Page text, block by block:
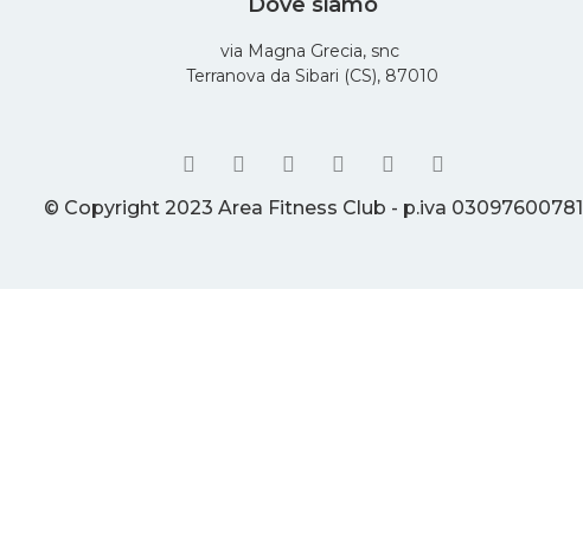
via Magna Grecia, snc
Terranova da Sibari (CS), 87010
© Copyright 2023 Area Fitness Club - p.iva 03097600781